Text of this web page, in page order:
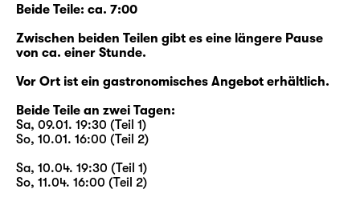
unterwegs ist; Erics Freund Toby ist seit
Wochen versunken in den Proben für das
Stück, das gerade aus seinem Erfolgsroman
„Loved Boy“ entsteht. Die neue Freundschaft
zwischen Walter und Eric aber endet jäh, als
Walter plötzlich stirbt. Plötzlich zumindest für
alle anderen: Er hatte niemandem von seiner
Krebserkrankung erzählt. Aber er hat Eric
eine unbekannte Welt eröffnet.
Beide Teile: ca. 7:00
Zwischen beiden Teilen gibt es eine längere Pause
von ca. einer Stunde.
Vor Ort ist ein gastronomisches Angebot erhältlich.
Beide Teile an zwei Tagen:
Sa, 09.01. 19:30 (Teil 1)
So, 10.01. 16:00 (Teil 2)
Sa, 10.04. 19:30 (Teil 1)
So, 11.04. 16:00 (Teil 2)